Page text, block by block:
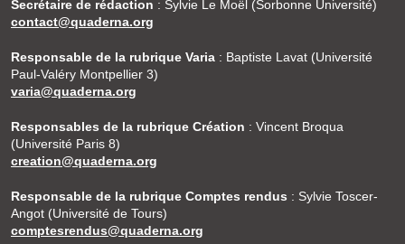
Secrétaire de rédaction : Sylvie Le Moël (Sorbonne Université)
contact@quaderna.org
Responsable de la rubrique Varia : Baptiste Lavat (Université
Paul-Valéry Montpellier 3)
varia@quaderna.org
Responsables de la rubrique Création : Vincent Broqua
(Université Paris 8)
creation@quaderna.org
Responsable de la rubrique Comptes rendus : Sylvie Toscer-
Angot (Université de Tours)
comptesrendus@quaderna.org